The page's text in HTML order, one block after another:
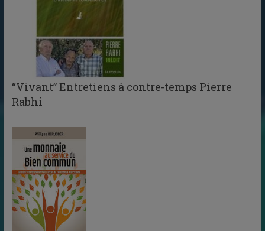
“Vivant” Entretiens à contre-temps Pierre
Rabhi